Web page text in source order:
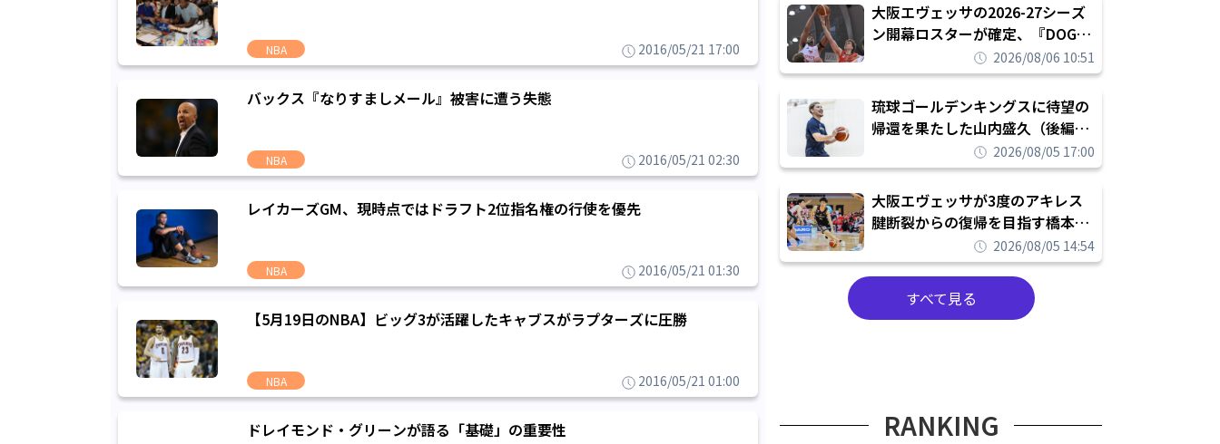
NBA 2016/05/21 17:00
バックス『なりすましメール』被害に遭う失態
NBA 2016/05/21 02:30
レイカーズGM、現時点ではドラフト2位指名権の行使を優先
NBA 2016/05/21 01:30
【5月19日のNBA】ビッグ3が活躍したキャブスがラプターズに圧勝
NBA 2016/05/21 01:00
ドレイモンド・グリーンが語る「基礎」の重要性
大阪エヴェッサの2026-27シーズ
ン開幕ロスターが確定、『DOG
FIGHT』のチームカルチャーを推
し進めて結果を求めるシーズンへ
2026/08/06 10:51
琉球ゴールデンキングスに待望の
帰還を果たした山内盛久（後編）
「1人のウチナーンチュとしてみ
んなが誇りに思えるチームにして
いく」
2026/08/05 17:00
大阪エヴェッサが3度のアキレス
腱断裂からの復帰を目指す橋本拓
哉と契約を締結「もう一度コート
に立ちたい」
2026/08/05 14:54
すべて見る
RANKING